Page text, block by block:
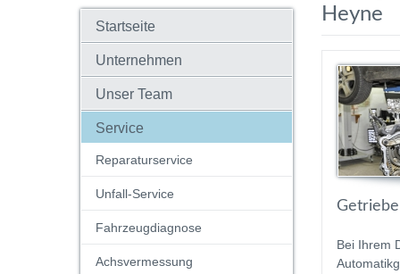
Startseite
Unternehmen
Unser Team
Service
Reparaturservice
Unfall-Service
Fahrzeugdiagnose
Achsvermessung
Heyne
Bei Ihrem